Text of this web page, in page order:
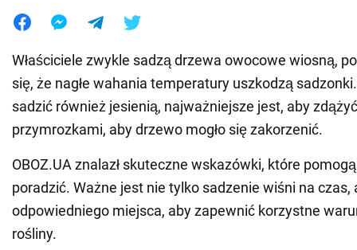
Właściciele zwykle sadzą drzewa owocowe wiosną,
się, że nagłe wahania temperatury uszkodzą
sadzić również jesienią, najważniejsze jest, aby
przymrozkami, aby drzewo mogło się zakorzenić.
OBOZ.UA znalazł skuteczne wskazówki, które
poradzić. Ważne jest nie tylko sadzenie wiśni na czas,
odpowiedniego miejsca, aby zapewnić korzystne
rośliny.